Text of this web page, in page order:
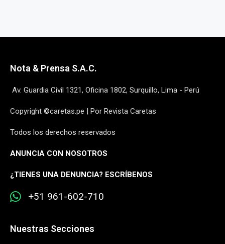
Nota & Prensa S.A.C.
Av. Guardia Civil 1321, Oficina 1802, Surquillo, Lima - Perú
Copyright ©caretas.pe | Por Revista Caretas
Todos los derechos reservados
ANUNCIA CON NOSOTROS
¿TIENES UNA DENUNCIA? ESCRÍBENOS
+51 961-602-710
Nuestras Secciones